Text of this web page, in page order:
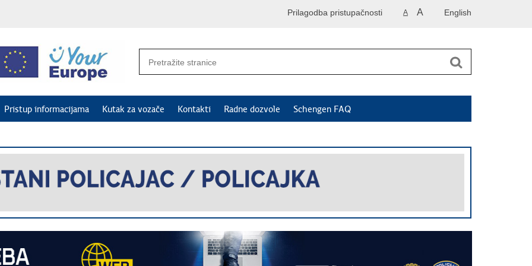
English
A A
Prilagodba pristupačnosti
Pristup informacijama Kutak za vozače Kontakti Radne dozvole Schengen FAQ